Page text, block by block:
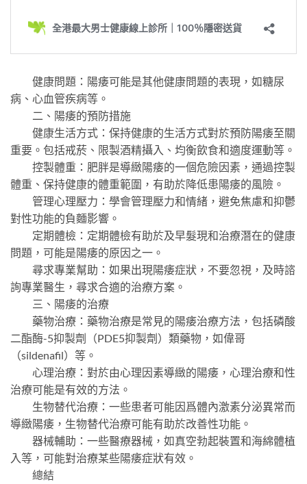
健康問題：陽痿可能是其他健康問題的表現，如糖尿
病、心血管疾病等。
二、陽痿的預防措施
健康生活方式：保持健康的生活方式對於預防陽痿至關
重要。包括戒菸、限製酒精攝入、均衡飲食和適度運動等。
控製體重：肥胖是導緻陽痿的一個危險因素，通過控製
體重、保持健康的體重範圍，有助於降低患陽痿的風險。
管理心理壓力：學會管理壓力和情緒，避免焦慮和抑鬱
對性功能的負麵影響。
定期體檢：定期體檢有助於及早髮現和治療潛在的健康
問題，可能是陽痿的原因之一。
尋求專業幫助：如果出現陽痿症狀，不要忽視，及時諮
詢專業醫生，尋求合適的治療方案。
三、陽痿的治療
藥物治療：藥物治療是常見的陽痿治療方法，包括磷酸
二酯酶-5抑製劑（PDE5抑製劑）類藥物，如偉哥
（sildenafil）等。
心理治療：對於由心理因素導緻的陽痿，心理治療和性
治療可能是有效的方法。
生物替代治療：一些患者可能因爲體內激素分泌異常而
導緻陽痿，生物替代治療可能有助於改善性功能。
器械輔助：一些醫療器械，如真空勃起裝置和海綿體植
入等，可能對治療某些陽痿症狀有效。
總結